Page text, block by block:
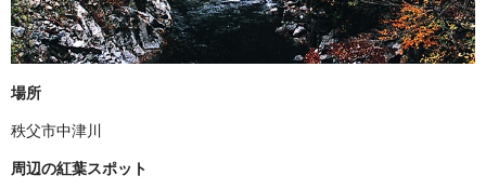
場所
秩父市中津川
周辺の紅葉スポット